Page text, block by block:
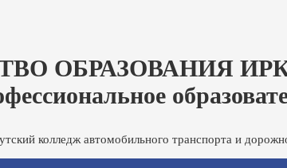
ОБРАЗОВАНИЯ
колледж автомобильного транспорта и